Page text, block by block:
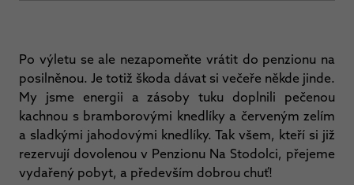
Po výletu se ale nezapomeňte vrátit do penzionu na
posilněnou. Je totiž škoda dávat si večeře někde jinde.
My jsme energii a zásoby tuku doplnili pečenou
kachnou s bramborovými knedlíky a červeným zelím
a sladkými jahodovými knedlíky. Tak všem, kteří si již
rezervují dovolenou v Penzionu Na Stodolci, přejeme
vydařený pobyt, a především dobrou chuť!